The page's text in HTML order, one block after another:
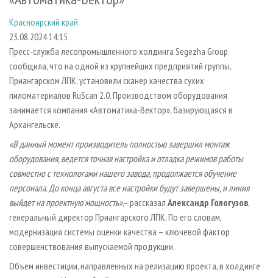
СУШКА ДРЕВЕСИНЫ
ПРОИЗВОДСТВО ДРЕВЕСНЫХ ПЛИТ
ДЕРЕВЯННОЕ ДОМОСТРОЕНИЕ
ПРОИЗВОДСТВО МЕБЕЛИ
БИОЭНЕРГЕТИКА
ЦБП
ИНСТРУМЕНТ И МАТЕРИАЛЫ
ПЕРСОНЫ
МОБИЛЬНЫЕ ВЫСТАВКИ
ОФИЦИАЛЬНЫЕ ДЕЛЕГАЦИИ
ПРИОРИТЕТНЫЕ ИНВЕСТПРОЕКТЫ
RUSSIAN FORESTRY REVIEW
ГАЗЕТА ЛЕСПРОМФОРУМ
БИБЛИОТЕКА СПЕЦИАЛИСТА
КОНТАКТЫ
РЕКЛАМА
РЕКЛАМА НА САЙТЕ
Красноярский край
23.08.2024 14:15
Пресс-служба лесопромышленного холдинга Segezha Group
сообщила, что на одной из крупнейших предприятий группы,
Приангарском ЛПК, установили сканер качества сухих
пиломатериалов RuScan 2.0. Производством оборудования
занимается компания «Автоматика-Вектор», базирующаяся в
Архангельске.
«В данный момент производитель полностью завершил монтаж
оборудования, ведется точная настройка и отладка режимов работы
совместно с технологами нашего завода, продолжается обучение
персонала. До конца августа все настройки будут завершены, и линия
выйдет на проектную мощность»,– рассказал Александр Гологузов,
генеральный директор Приангарского ЛПК. По его словам,
модернизация системы оценки качества – ключевой фактор
совершенствования выпускаемой продукции.
Объем инвестиции, направленных на релизацию проекта, в холдинге